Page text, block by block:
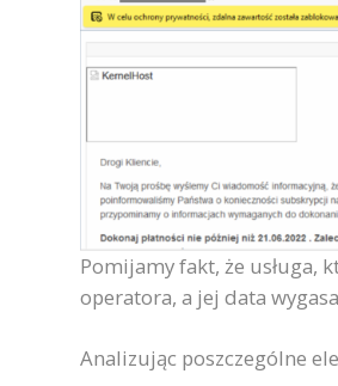
Pomijamy fakt, że usługa,
operatora, a jej data
Analizując poszczególne